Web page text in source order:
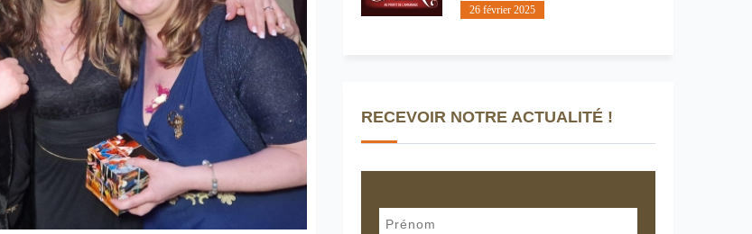
26 février 2025
RECEVOIR NOTRE ACTUALITÉ !